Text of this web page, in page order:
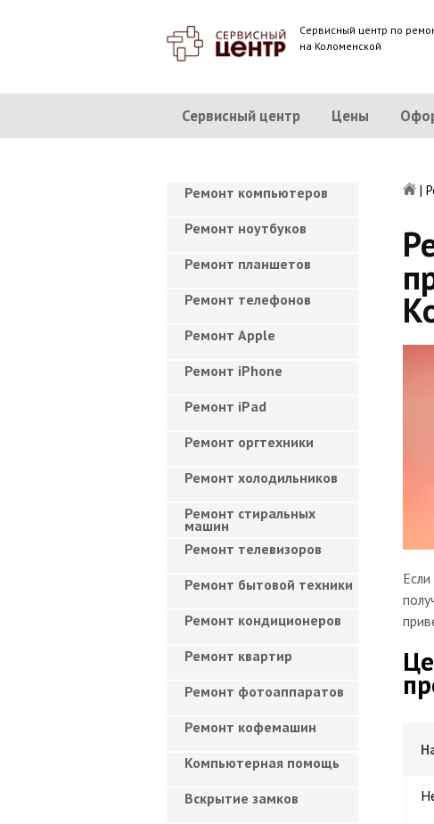
Сервисный центр по
на Коломенской
Сервисный центр Цены
|
Ремонт компьютеров
Ремонт ноутбуков
Ремонт планшетов
Ремонт телефонов
Ремонт Apple
Ремонт iPhone
Ремонт iPad
Ремонт оргтехники
Ремонт холодильников
Ремонт стиральных
машин
Ремонт телевизоров
Ремонт бытовой техники
Ремонт кондиционеров
Ремонт квартир
Ремонт фотоаппаратов
Ремонт кофемашин
Компьютерная помощь
Вскрытие замков